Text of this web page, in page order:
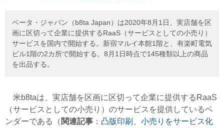
ベータ・ジャパン（b8ta Japan）は2020年8月1日、実店舗を区
画に区切って企業に提供するRaaS（サービスとしての小売り）
サービスを国内で開始する。新宿マルイ本館1階と、有楽町電気
ビル1階の2カ所で開始する。8月1日時点で145種類以上の商品
を出品する。
米b8taは、実店舗を区画に区切って企業に提供するRaaS
（サービスとしての小売り）のサービスを提供しているベ
ンダーである（ 関連記事 ： 凸版印刷、小売りをサービス化